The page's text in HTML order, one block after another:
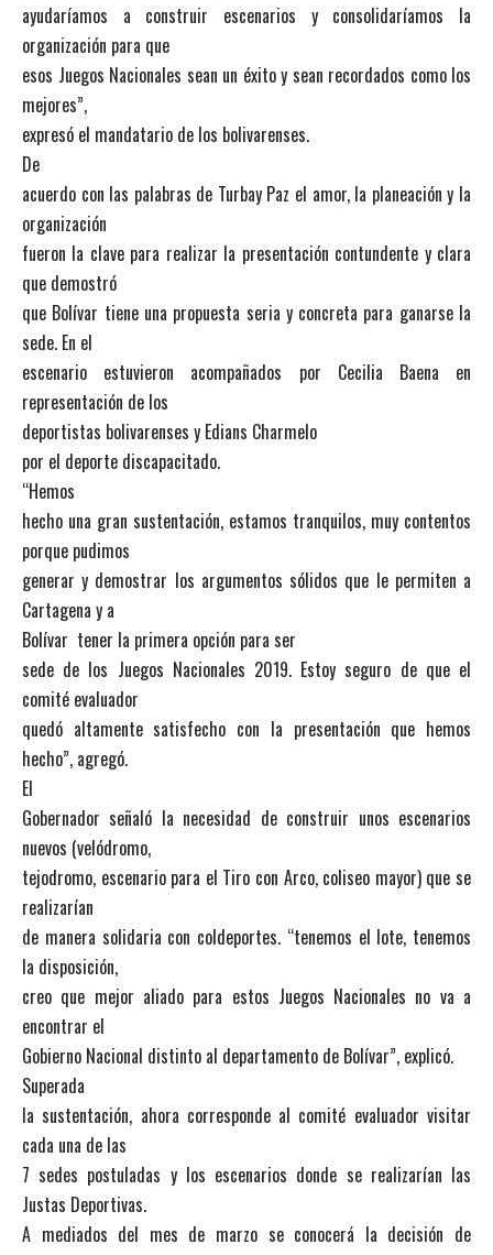
ayudaríamos a construir escenarios y consolidaríamos la
organización para que
esos Juegos Nacionales sean un éxito y sean recordados como los
mejores”,
expresó el mandatario de los bolivarenses.
De
acuerdo con las palabras de Turbay Paz el amor, la planeación y la
organización
fueron la clave para realizar la presentación contundente y clara
que demostró
que Bolívar tiene una propuesta seria y concreta para ganarse la
sede. En el
escenario estuvieron acompañados por Cecilia Baena en
representación de los
deportistas bolivarenses y Edians Charmelo
por el deporte discapacitado.
“Hemos
hecho una gran sustentación, estamos tranquilos, muy contentos
porque pudimos
generar y demostrar los argumentos sólidos que le permiten a
Cartagena y a
Bolívar tener la primera opción para ser
sede de los Juegos Nacionales 2019. Estoy seguro de que el
comité evaluador
quedó altamente satisfecho con la presentación que hemos
hecho”, agregó.
El
Gobernador señaló la necesidad de construir unos escenarios
nuevos (velódromo,
tejodromo, escenario para el Tiro con Arco, coliseo mayor) que se
realizarían
de manera solidaria con coldeportes. “tenemos el lote, tenemos
la disposición,
creo que mejor aliado para estos Juegos Nacionales no va a
encontrar el
Gobierno Nacional distinto al departamento de Bolívar”, explicó.
Superada
la sustentación, ahora corresponde al comité evaluador visitar
cada una de las
7 sedes postuladas y los escenarios donde se realizarían las
Justas Deportivas.
A mediados del mes de marzo se conocerá la decisión de